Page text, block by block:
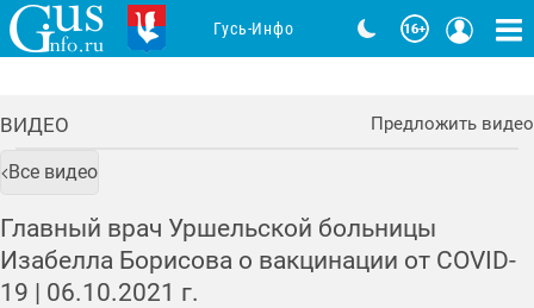
ВИДЕО Предложить видео
Все видео
Главный врач Уршельской больницы
Изабелла Борисова о вакцинации от COVID-
19 | 06.10.2021 г.
Гусь-Инфо